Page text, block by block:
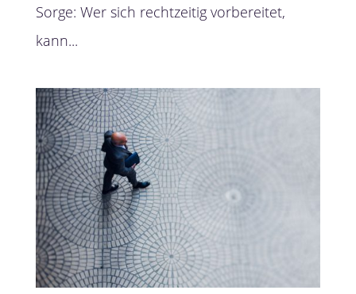
Sorge: Wer sich rechtzeitig vorbereitet,
kann...